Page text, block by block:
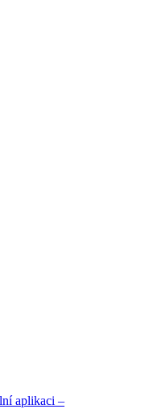
aplikaci –